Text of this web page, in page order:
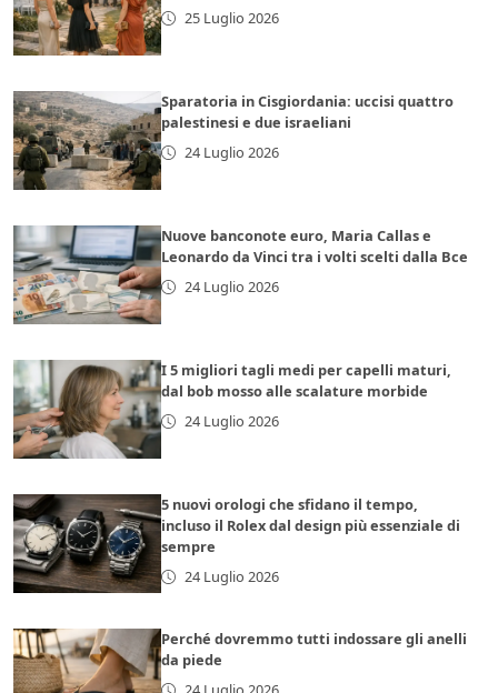
25 Luglio 2026
Sparatoria in Cisgiordania: uccisi quattro
palestinesi e due israeliani
24 Luglio 2026
Nuove banconote euro, Maria Callas e
Leonardo da Vinci tra i volti scelti dalla Bce
24 Luglio 2026
I 5 migliori tagli medi per capelli maturi,
dal bob mosso alle scalature morbide
24 Luglio 2026
5 nuovi orologi che sfidano il tempo,
incluso il Rolex dal design più essenziale di
sempre
24 Luglio 2026
Perché dovremmo tutti indossare gli anelli
da piede